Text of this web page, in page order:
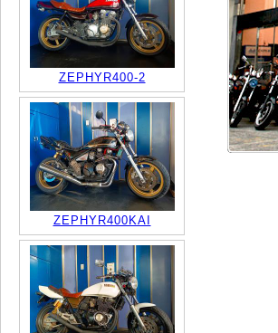
ZEPHYR400-2
ZEPHYR400KAI